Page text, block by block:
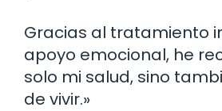
Gracias al tratamiento
apoyo emocional, he
solo mi salud, sino
de vivir.»